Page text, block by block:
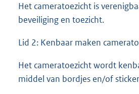
Het cameratoezicht is
beveiliging en toezicht.
Lid 2: Kenbaar maken
Het cameratoezicht wordt
middel van bordjes en/of